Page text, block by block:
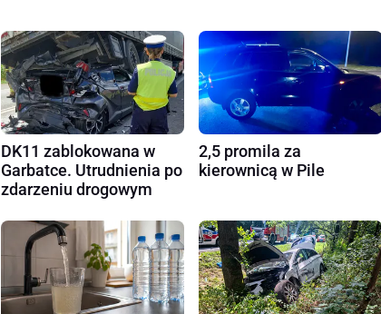
DK11 zablokowana w
Garbatce. Utrudnienia po
zdarzeniu drogowym
2,5 promila za
kierownicą w Pile